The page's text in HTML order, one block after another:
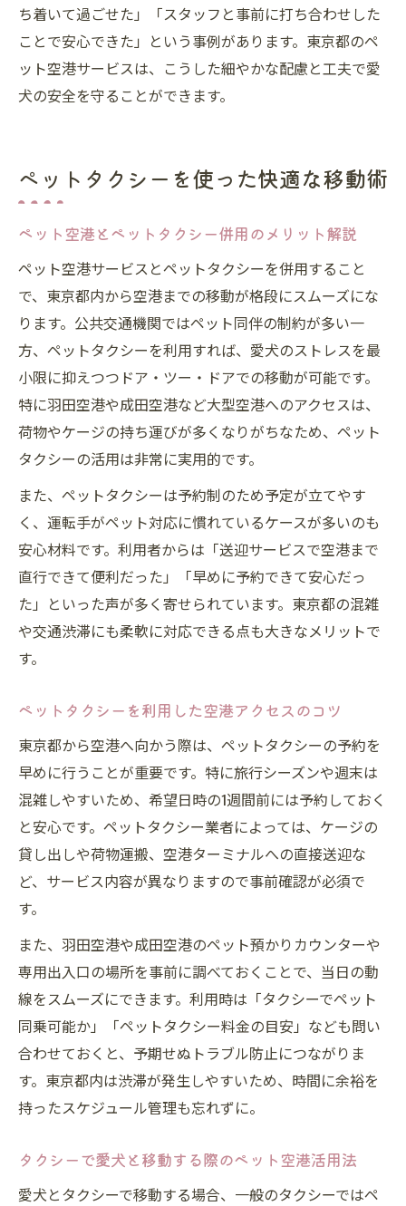
ち着いて過ごせた」「スタッフと事前に打ち合わせした
ことで安心できた」という事例があります。東京都のペ
ット空港サービスは、こうした細やかな配慮と工夫で愛
犬の安全を守ることができます。
ペットタクシーを使った快適な移動術
ペット空港とペットタクシー併用のメリット解説
ペット空港サービスとペットタクシーを併用すること
で、東京都内から空港までの移動が格段にスムーズにな
ります。公共交通機関ではペット同伴の制約が多い一
方、ペットタクシーを利用すれば、愛犬のストレスを最
小限に抑えつつドア・ツー・ドアでの移動が可能です。
特に羽田空港や成田空港など大型空港へのアクセスは、
荷物やケージの持ち運びが多くなりがちなため、ペット
タクシーの活用は非常に実用的です。
また、ペットタクシーは予約制のため予定が立てやす
く、運転手がペット対応に慣れているケースが多いのも
安心材料です。利用者からは「送迎サービスで空港まで
直行できて便利だった」「早めに予約できて安心だっ
た」といった声が多く寄せられています。東京都の混雑
や交通渋滞にも柔軟に対応できる点も大きなメリットで
す。
ペットタクシーを利用した空港アクセスのコツ
東京都から空港へ向かう際は、ペットタクシーの予約を
早めに行うことが重要です。特に旅行シーズンや週末は
混雑しやすいため、希望日時の1週間前には予約しておく
と安心です。ペットタクシー業者によっては、ケージの
貸し出しや荷物運搬、空港ターミナルへの直接送迎な
ど、サービス内容が異なりますので事前確認が必須で
す。
また、羽田空港や成田空港のペット預かりカウンターや
専用出入口の場所を事前に調べておくことで、当日の動
線をスムーズにできます。利用時は「タクシーでペット
同乗可能か」「ペットタクシー料金の目安」なども問い
合わせておくと、予期せぬトラブル防止につながりま
す。東京都内は渋滞が発生しやすいため、時間に余裕を
持ったスケジュール管理も忘れずに。
タクシーで愛犬と移動する際のペット空港活用法
愛犬とタクシーで移動する場合、一般のタクシーではペ